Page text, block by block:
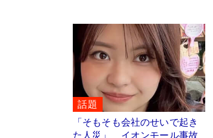
話題
「そもそも会社のせいで起き
た人災」 イオンモール事故